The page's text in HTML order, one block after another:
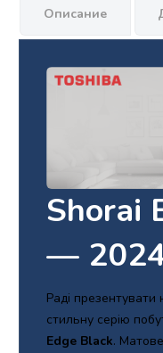
Описание
Shorai
—
Раді презентувати
стильну серію
Edge Black.